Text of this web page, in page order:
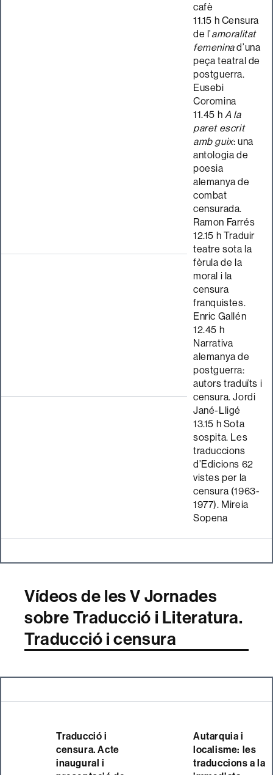
cafè
11.15 h Censura
de l’amoralitat
femeninad’una
peça teatral de
postguerra.
Eusebi
Coromina
11.45 h A la
paret escrit
amb guix: una
antologia de
poesia
alemanya de
combat
censurada.
Ramon Farrés
12.15 h Traduir
teatre sota la
fèrula de la
moral i la
censura
franquistes.
Enric Gallén
12.45 h
Narrativa
alemanya de
postguerra:
autors traduïts i
censura. Jordi
Jané-Lligé
13.15 h Sota
sospita. Les
traduccions
d’Edicions 62
vistes per la
censura (1963-
1977). Mireia
Sopena
Vídeos de les V Jornades
sobre Traducció i Literatura.
Traducció i censura
Traducció i
censura. Acte
inaugural i
Autarquia i
localisme: les
traduccions a la